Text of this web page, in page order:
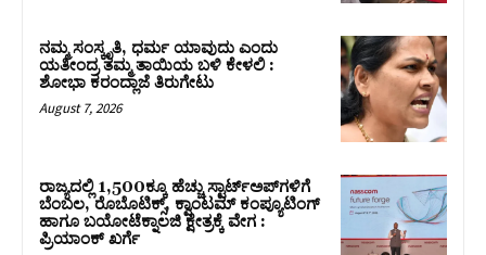
ನಮ್ಮ ಸಂಸ್ಕೃತಿ, ಧರ್ಮ ಯಾವುದು ಎಂದು
ಯತೀಂದ್ರ ತಮ್ಮ ತಾಯಿಯ ಬಳಿ ಕೇಳಲಿ :
ಶೋಭಾ ಕರಂದ್ಲಾಜೆ ತಿರುಗೇಟು
August 7, 2026
ರಾಜ್ಯದಲ್ಲಿ 1,500ಕ್ಕೂ ಹೆಚ್ಚು ಸ್ಟಾರ್ಟ್‌ಅಪ್‌ಗಳಿಗೆ
ಬೆಂಬಲ, ರೊಬೊಟಿಕ್ಸ್, ಕ್ವಾಂಟಮ್ ಕಂಪ್ಯೂಟಿಂಗ್
ಹಾಗೂ ಬಯೋಟೆಕ್ನಾಲಜಿ ಕ್ಷೇತ್ರಕ್ಕೆ ವೇಗ :
ಪ್ರಿಯಾಂಕ್‌ ಖರ್ಗೆ